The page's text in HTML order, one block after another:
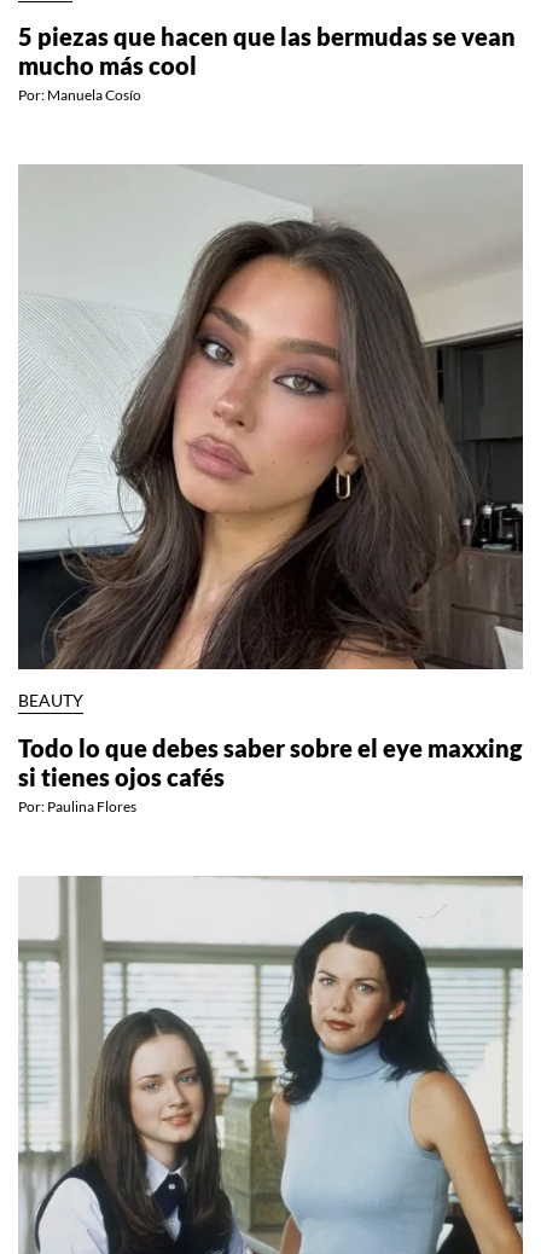
5 piezas que hacen que las bermudas se vean
mucho más cool
Por: Manuela Cosío
BEAUTY
Todo lo que debes saber sobre el eye maxxing
si tienes ojos cafés
Por: Paulina Flores